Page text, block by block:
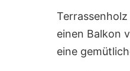
einen Balkon
eine